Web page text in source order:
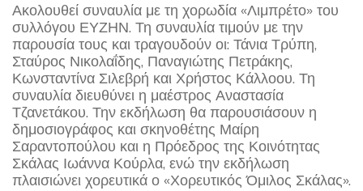
Ακολουθεί συναυλία με τη χορωδία «Λιμπρέτο» του
συλλόγου ΕΥΖΗΝ. Τη συναυλία τιμούν με την
παρουσία τους και τραγουδούν οι: Τάνια Τρύπη,
Σταύρος Νικολαΐδης, Παναγιώτης Πετράκης,
Κωνσταντίνα Σιλεβρή και Χρήστος Κάλλοου. Τη
συναυλία διευθύνει η μαέστρος Αναστασία
Τζανετάκου. Την εκδήλωση θα παρουσιάσουν η
δημοσιογράφος και σκηνοθέτης Μαίρη
Σαραντοπούλου και η Πρόεδρος της Κοινότητας
Σκάλας Ιωάννα Κούρλα, ενώ την εκδήλωση
πλαισιώνει χορευτικά ο «Χορευτικός Όμιλος Σκάλας».